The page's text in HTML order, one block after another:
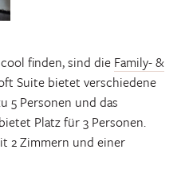
finden, sind die Family- &
Suite bietet verschiedene
5 Personen und das
Platz für 3 Personen.
2 Zimmern und einer